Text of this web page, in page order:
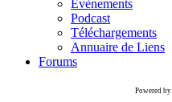
Evènements
Podcast
Téléchargements
Annuaire de Liens
Forums
Powered by